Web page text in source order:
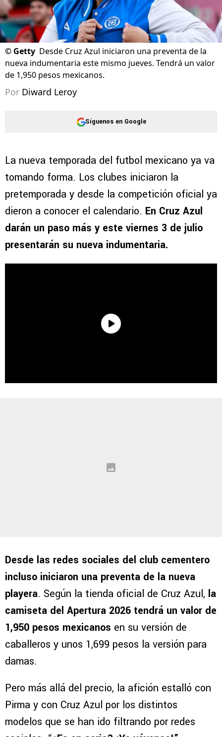
© Getty Desde Cruz Azul iniciaron una preventa de la
nueva indumentaria este mismo jueves. Tendrá un valor
de 1,950 pesos mexicanos.
Por Diward Leroy
Síguenos en Google
La nueva temporada del futbol mexicano ya va
tomando forma. Los clubes iniciaron la
pretemporada y desde la competición oficial ya
dieron a conocer el calendario. En Cruz Azul
darán un paso más y este viernes 3 de julio
presentarán su nueva indumentaria.
Desde las redes sociales del club cementero
incluso iniciaron una preventa de la nueva
playera. Según la tienda oficial de Cruz Azul, la
camiseta del Apertura 2026 tendrá un valor de
1,950 pesos mexicanos en su versión de
caballeros y unos 1,699 pesos la versión para
damas.
Pero más allá del precio, la afición estalló con
Pirma y con Cruz Azul por los distintos
modelos que se han ido filtrando por redes